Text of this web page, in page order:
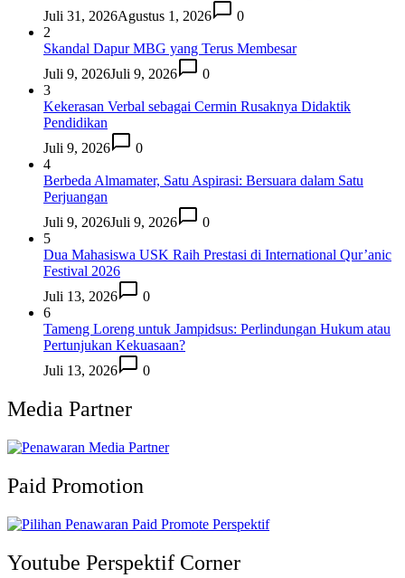
Juli 31, 2026Agustus 1, 2026
0
2
Skandal Dapur MBG yang Terus Membesar
Juli 9, 2026Juli 9, 2026
0
3
Kekerasan Verbal sebagai Cermin Rusaknya Didaktik
Pendidikan
Juli 9, 2026
0
4
Berbeda Almamater, Satu Aspirasi: Bersuara dalam Satu
Perjuangan
Juli 9, 2026Juli 9, 2026
0
5
Dua Mahasiswa USK Raih Prestasi di International Qur’anic
Festival 2026
Juli 13, 2026
0
6
Tameng Loreng untuk Jampidsus: Perlindungan Hukum atau
Pertunjukan Kekuasaan?
Juli 13, 2026
0
Media Partner
Paid Promotion
Youtube Perspektif Corner